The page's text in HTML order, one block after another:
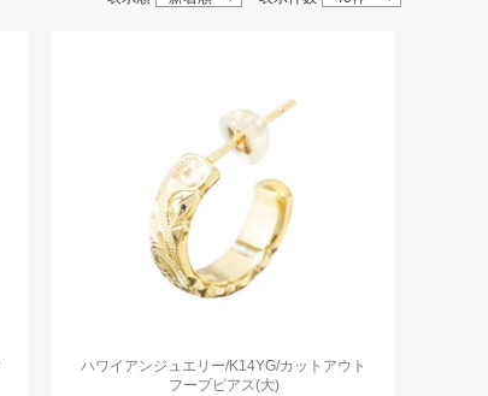
ハワイアンジュエリー/K14YG/カットアウト
フープピアス(大)